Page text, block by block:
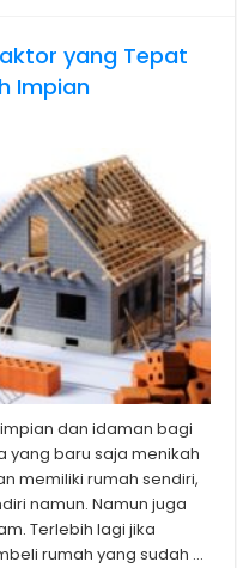
yang Tepat
Impian
dan idaman bagi
yang baru saja menikah
memiliki rumah sendiri,
namun. Namun juga
Terlebih lagi jika
rumah yang sudah …